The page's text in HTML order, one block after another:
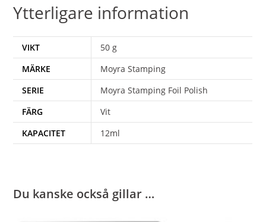
Ytterligare information
VIKT
50 g
MÄRKE
Moyra Stamping
SERIE
Moyra Stamping Foil Polish
FÄRG
Vit
KAPACITET
12ml
Du kanske också gillar …